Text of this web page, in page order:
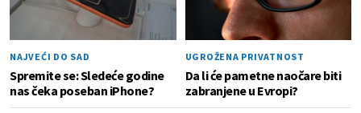
NAJVEĆI DO SAD
Spremite se: Sledeće godine
nas čeka poseban iPhone?
UGROŽENA PRIVATNOST
Da li će pametne naočare biti
zabranjene u Evropi?